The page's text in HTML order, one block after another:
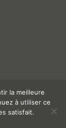
la meilleure
à utiliser ce
satisfait.